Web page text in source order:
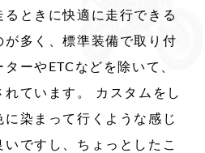
るときに快適に走行できる
が多く、標準装備で取り付
ーやETCなどを除いて、
ています。 カスタムをし
染まって行くような感じ
ですし、ちょっとしたこ